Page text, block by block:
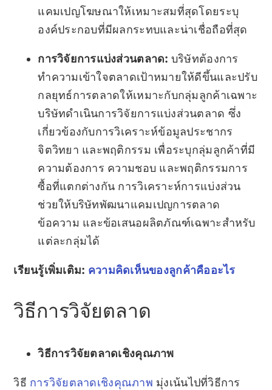
แคมเปญโฆษณาให้เหมาะสมที่สุดโดยระบุ
องค์ประกอบที่มีผลกระทบและน่าเชื่อถือที่สุด
การวิจัยการแบ่งส่วนตลาด: บริษัทต้องการ
ทำความเข้าใจตลาดเป้าหมายให้ดีขึ้นและปรับ
กลยุทธ์การตลาดให้เหมาะกับกลุ่มลูกค้าเฉพาะ
บริษัทดำเนินการวิจัยการแบ่งส่วนตลาด ซึ่ง
เกี่ยวข้องกับการวิเคราะห์ข้อมูลประชากร
จิตวิทยา และพฤติกรรม เพื่อระบุกลุ่มลูกค้าที่มี
ความต้องการ ความชอบ และพฤติกรรมการ
ซื้อที่แตกต่างกัน การวิเคราะห์การแบ่งส่วน
ช่วยให้บริษัทพัฒนาแคมเปญการตลาด
ข้อความ และข้อเสนอผลิตภัณฑ์เฉพาะสำหรับ
แต่ละกลุ่มได้
เรียนรู้เพิ่มเติม: ความคิดเห็นของลูกค้าคืออะไร
วิธีการวิจัยตลาด
วิธีการวิจัยตลาดเชิงคุณภาพ
วิธี การวิจัยตลาดเชิงคุณภาพ มุ่งเน้นไปที่วิธีการ